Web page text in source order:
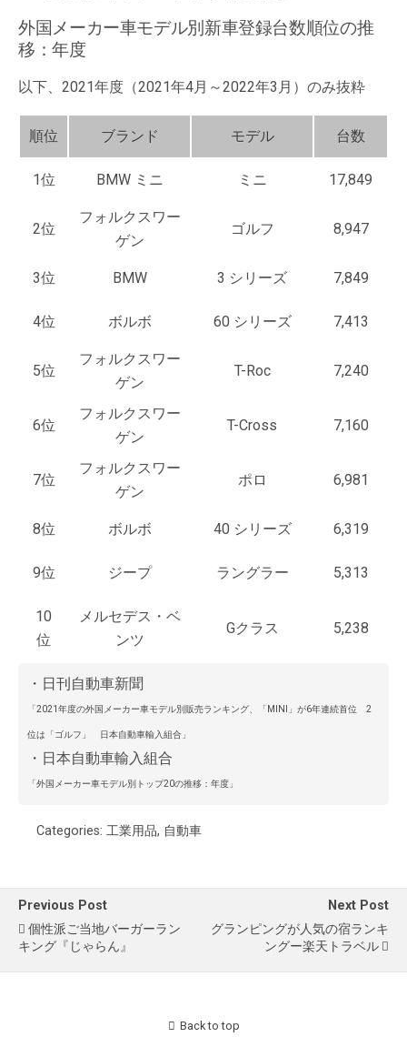
外国メーカー車モデル別新車登録台数順位の推
移：年度
以下、2021年度（2021年4月～2022年3月）のみ抜粋
順位 ブランド モデル 台数
1位 BMW ミニ ミニ 17,849
2位
フォルクスワー
ゲン
ゴルフ 8,947
3位 BMW 3 シリーズ 7,849
4位 ボルボ 60 シリーズ 7,413
5位
フォルクスワー
ゲン
T-Roc 7,240
6位
フォルクスワー
ゲン
T-Cross 7,160
7位
フォルクスワー
ゲン
ポロ 6,981
8位 ボルボ 40 シリーズ 6,319
9位 ジープ ラングラー 5,313
10
位
メルセデス・ベ
ンツ
Gクラス 5,238
・日刊自動車新聞
「2021年度の外国メーカー車モデル別販売ランキング、「MINI」が6年連続首位 2
位は「ゴルフ」 日本自動車輸入組合 」
・日本自動車輸入組合
「外国メーカー車モデル別トップ20の推移：年度 」
Categories: 工業用品, 自動車
Previous Post
個性派ご当地バーガーラン
キング『じゃらん』
Next Post
グランピングが人気の宿ランキ
ングー楽天トラベル
Back to top